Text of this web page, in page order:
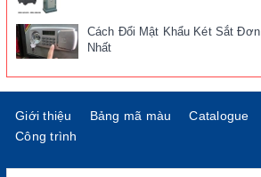
Cách Đổi Mật Khẩu Két Sắt
Nhất
Giới thiệu Bảng mã màu Catalogue
Công trình